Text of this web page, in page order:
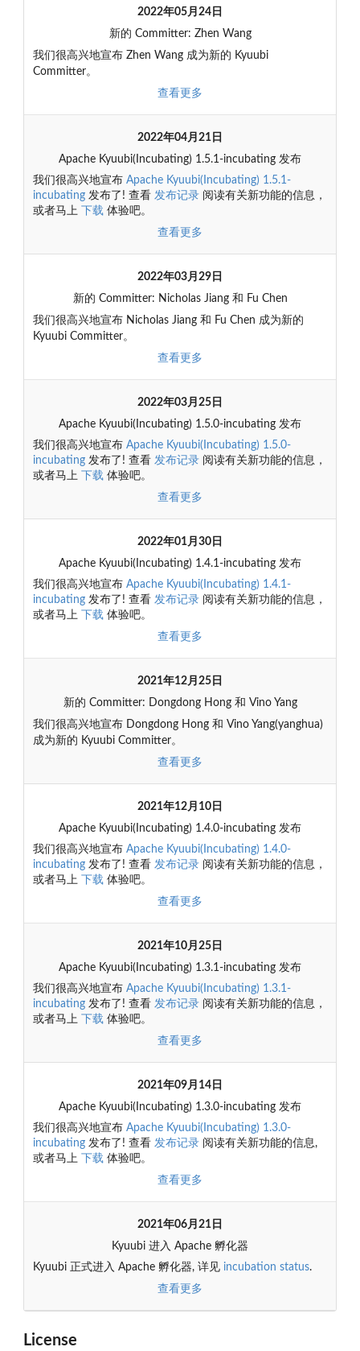
2022年05月24日
新的 Committer: Zhen Wang
我们很高兴地宣布 Zhen Wang 成为新的 Kyuubi
Committer。
查看更多
2022年04月21日
Apache Kyuubi(Incubating) 1.5.1-incubating 发布
我们很高兴地宣布 Apache Kyuubi(Incubating) 1.5.1-
incubating发布了! 查看 发布记录阅读有关新功能的信息，
或者马上 下载 体验吧。
查看更多
2022年03月29日
新的 Committer: Nicholas Jiang 和 Fu Chen
我们很高兴地宣布 Nicholas Jiang 和 Fu Chen 成为新的
Kyuubi Committer。
查看更多
2022年03月25日
Apache Kyuubi(Incubating) 1.5.0-incubating 发布
我们很高兴地宣布 Apache Kyuubi(Incubating) 1.5.0-
incubating发布了! 查看 发布记录阅读有关新功能的信息，
或者马上 下载 体验吧。
查看更多
2022年01月30日
Apache Kyuubi(Incubating) 1.4.1-incubating 发布
我们很高兴地宣布 Apache Kyuubi(Incubating) 1.4.1-
incubating发布了! 查看 发布记录阅读有关新功能的信息，
或者马上 下载 体验吧。
查看更多
2021年12月25日
新的 Committer: Dongdong Hong 和 Vino Yang
我们很高兴地宣布 Dongdong Hong 和 Vino Yang(yanghua)
成为新的 Kyuubi Committer。
查看更多
2021年12月10日
Apache Kyuubi(Incubating) 1.4.0-incubating 发布
我们很高兴地宣布 Apache Kyuubi(Incubating) 1.4.0-
incubating发布了! 查看 发布记录阅读有关新功能的信息，
或者马上 下载 体验吧。
查看更多
2021年10月25日
Apache Kyuubi(Incubating) 1.3.1-incubating 发布
我们很高兴地宣布 Apache Kyuubi(Incubating) 1.3.1-
incubating发布了! 查看 发布记录阅读有关新功能的信息，
或者马上 下载 体验吧。
查看更多
2021年09月14日
Apache Kyuubi(Incubating) 1.3.0-incubating 发布
我们很高兴地宣布 Apache Kyuubi(Incubating) 1.3.0-
incubating发布了! 查看 发布记录阅读有关新功能的信息,
或者马上 下载 体验吧。
查看更多
2021年06月21日
Kyuubi 进入 Apache 孵化器
Kyuubi 正式进入 Apache 孵化器, 详见 incubation status.
查看更多
License